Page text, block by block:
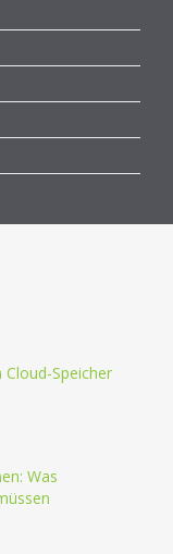
Speicher
Was